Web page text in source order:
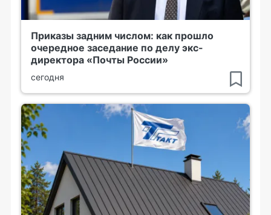
Приказы задним числом: как прошло
очередное заседание по делу экс-
директора «Почты России»
сегодня